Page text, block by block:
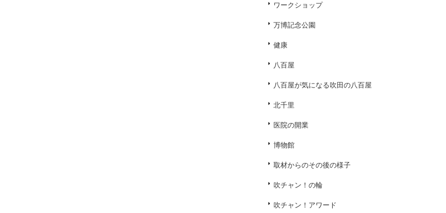
ワークショップ
万博記念公園
健康
八百屋
八百屋が気になる吹田の八百屋
北千里
医院の開業
博物館
取材からのその後の様子
吹チャン！の輪
吹チャン！アワード